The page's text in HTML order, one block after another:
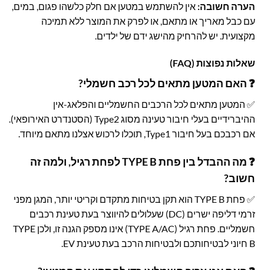
הערה חשובה: אין להשתמש במטען אם חלק כלשהו פגום, במים,
עם כבל מאריך או מתאם, או לפרק את המוצר ללא תמיכה
מקצועית. יש להרחיק מהישג ידם של ילדים.
שאלות נפוצות (FAQ)
❓ האם המטען מתאים לכל רכב חשמלי?
✅ המטען מתאים לכל הרכבים החשמליים והפלאג-אין
ההיברידיים בעלי חיבור טעינה מסוג Type2 (הסטנדרט האירופאי).
אם רכבכם בעל חיבור Type1, תוכלו לרכוש אצלנו מתאם מיוחד.
❓ מה ההבדל בין פחת TYPE B לפחת רגיל, ולמה זה
חשוב?
✅ פחת TYPE B הוא תקן בטיחות מתקדם וקריטי יותר, המגן מפני
זרמי דליפה ישרים (DC) שעלולים להיווצר בעת טעינת רכבים
חשמליים. פחת רגיל (TYPE A/AC) אינו מספק הגנה זו, ולכן TYPE
B חיוני לבטיחותכם ולבטיחות הרכב בעת טעינת EV.